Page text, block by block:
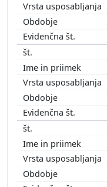
1999
2000
2001
2003
2004
2005
2006
2008
2009
2010